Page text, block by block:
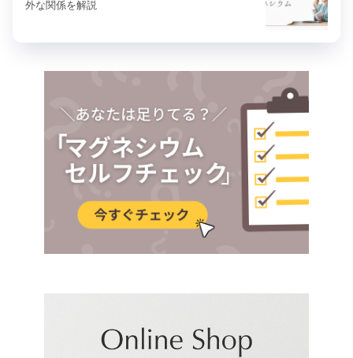
外な関係を解説